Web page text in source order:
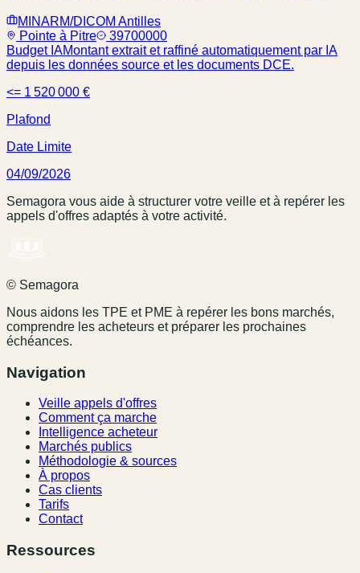
MINARM/DICOM Antilles
Pointe à Pitre
39700000
Budget IAMontant extrait et raffiné automatiquement par IA
depuis les données source et les documents DCE.
<= 1 520 000 €
Plafond
Date Limite
04/09/2026
Semagora vous aide à structurer votre veille et à repérer les
appels d'offres adaptés à votre activité.
© Semagora
Nous aidons les TPE et PME à repérer les bons marchés,
comprendre les acheteurs et préparer les prochaines
échéances.
Navigation
Veille appels d'offres
Comment ça marche
Intelligence acheteur
Marchés publics
Méthodologie & sources
À propos
Cas clients
Tarifs
Contact
Ressources